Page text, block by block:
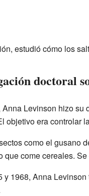
estudió cómo los
doctoral
Anna Levinson hizo su
objetivo era controlar
como el gusano
que come cereales.
y 1968, Anna